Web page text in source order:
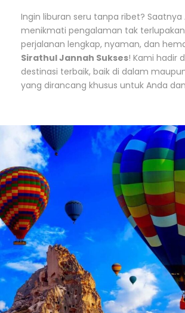
Ingin liburan seru tanpa ribet? Saatnya
menikmati pengalaman tak
perjalanan lengkap, nyaman, dan
Sirathul Jannah Sukses! Kami hadir
destinasi terbaik, baik di dalam
yang dirancang khusus untuk Anda